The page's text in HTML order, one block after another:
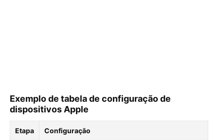
Exemplo de tabela de configuração de
dispositivos Apple
Etapa Configuração